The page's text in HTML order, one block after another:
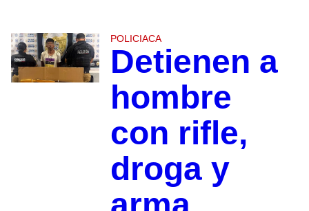
POLICIACA
Detienen a
hombre
con rifle,
droga y